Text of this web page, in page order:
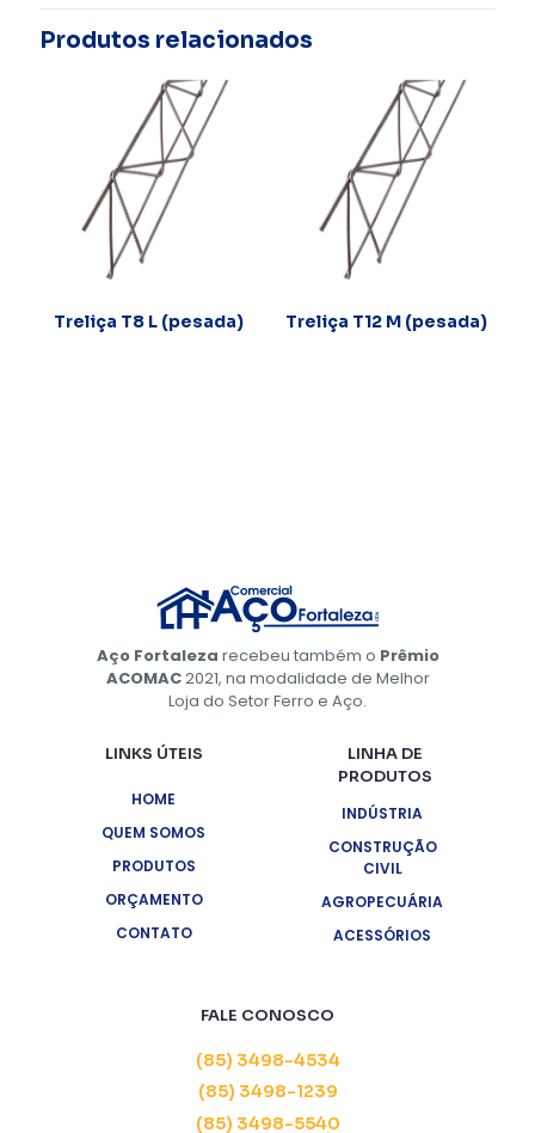
Produtos relacionados
Treliça T8 L (pesada) Treliça T12 M (pesada)
Aço Fortaleza recebeu também o Prêmio
ACOMAC2021, na modalidade de Melhor
Loja do Setor Ferro e Aço.
LINKS ÚTEIS
HOME
QUEM SOMOS
PRODUTOS
ORÇAMENTO
CONTATO
LINHA DE
PRODUTOS
INDÚSTRIA
CONSTRUÇÃO
CIVIL
AGROPECUÁRIA
ACESSÓRIOS
FALE CONOSCO
(85) 3498-4534
(85) 3498-1239
(85) 3498-5540